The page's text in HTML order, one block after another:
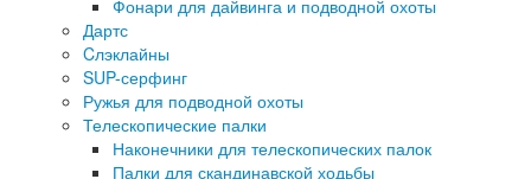
Фонари для дайвинга и подводной охоты
Дартс
Cлэклайны
SUP-серфинг
Ружья для подводной охоты
Телескопические палки
Наконечники для телескопических палок
Палки для скандинавской ходьбы